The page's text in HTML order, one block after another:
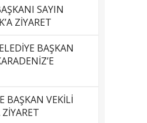
SAYIN
ZİYARET
BAŞKAN
BAŞKAN VEKİLİ